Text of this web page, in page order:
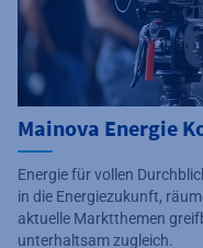
Mainova Energie
Energie für vollen
in die Energiezukunft,
aktuelle Marktthemen
unterhaltsam zugleich.